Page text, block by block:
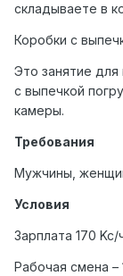
складываете в
Коробки с
Это занятие
с выпечкой
камеры.
Требования
Мужчины,
Условия
Зарплата 170
Рабочая смена